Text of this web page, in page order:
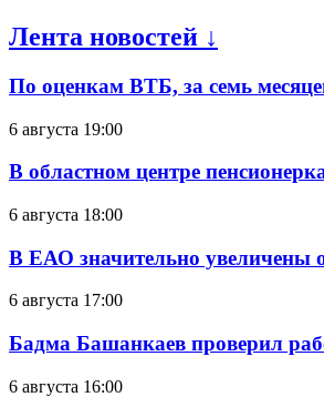
Лента новостей ↓
По оценкам ВТБ, за семь
6 августа 19:00
В областном центре
6 августа 18:00
В ЕАО значительно увеличены
6 августа 17:00
Бадма Башанкаев проверил
6 августа 16:00